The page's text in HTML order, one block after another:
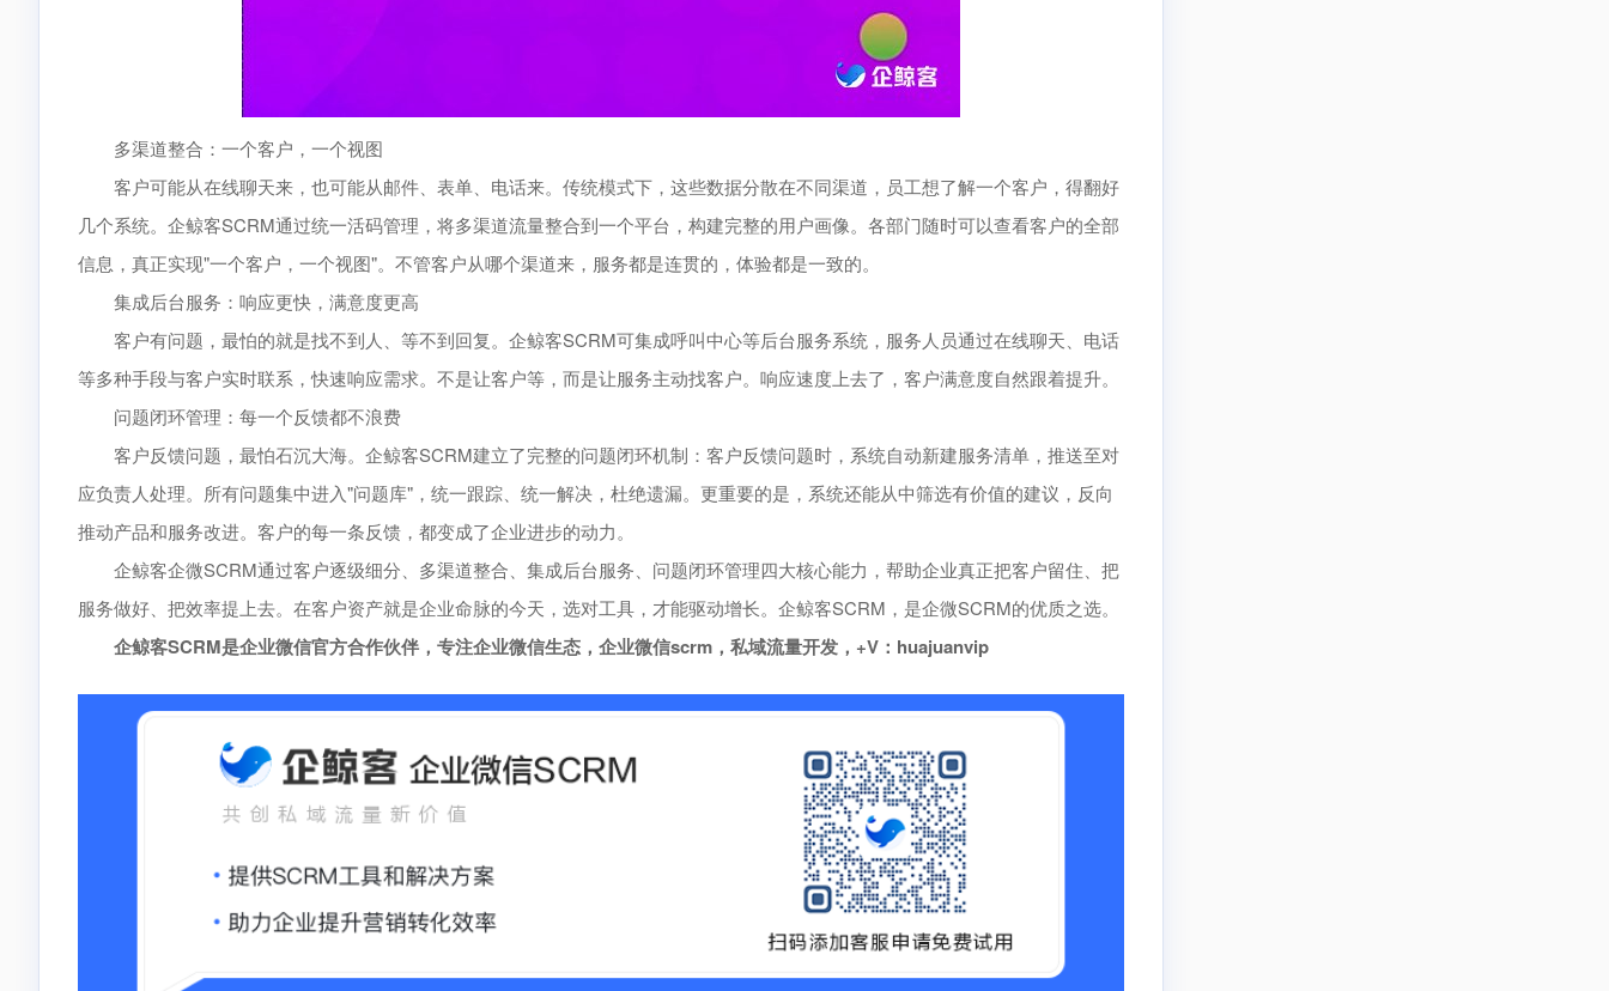
多渠道整合：一个客户，一个视图
客户可能从在线聊天来，也可能从邮件、表单、电话来。传统模式下，这些数据分散在不同渠道，员工想了解一个客户，得翻好
几个系统。企鲸客SCRM通过统一活码管理，将多渠道流量整合到一个平台，构建完整的用户画像。各部门随时可以查看客户的全部
信息，真正实现"一个客户，一个视图"。不管客户从哪个渠道来，服务都是连贯的，体验都是一致的。
集成后台服务：响应更快，满意度更高
客户有问题，最怕的就是找不到人、等不到回复。企鲸客SCRM可集成呼叫中心等后台服务系统，服务人员通过在线聊天、电话
等多种手段与客户实时联系，快速响应需求。不是让客户等，而是让服务主动找客户。响应速度上去了，客户满意度自然跟着提升。
问题闭环管理：每一个反馈都不浪费
客户反馈问题，最怕石沉大海。企鲸客SCRM建立了完整的问题闭环机制：客户反馈问题时，系统自动新建服务清单，推送至对
应负责人处理。所有问题集中进入"问题库"，统一跟踪、统一解决，杜绝遗漏。更重要的是，系统还能从中筛选有价值的建议，反向
推动产品和服务改进。客户的每一条反馈，都变成了企业进步的动力。
企鲸客企微SCRM通过客户逐级细分、多渠道整合、集成后台服务、问题闭环管理四大核心能力，帮助企业真正把客户留住、把
服务做好、把效率提上去。在客户资产就是企业命脉的今天，选对工具，才能驱动增长。企鲸客SCRM，是企微SCRM的优质之选。
企鲸客SCRM是企业微信官方合作伙伴，专注企业微信生态，企业微信scrm，私域流量开发，+V：huajuanvip